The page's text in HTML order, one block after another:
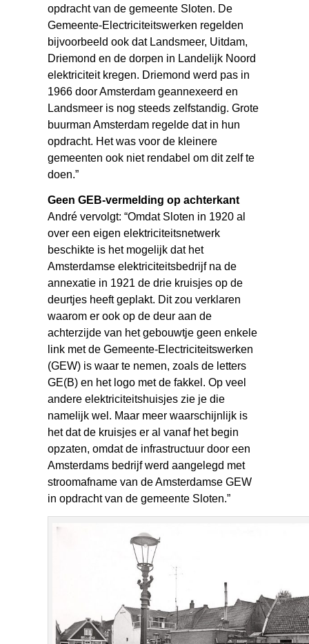
opdracht van de gemeente Sloten. De
Gemeente-Electriciteitswerken regelden
bijvoorbeeld ook dat Landsmeer, Uitdam,
Driemond en de dorpen in Landelijk Noord
elektriciteit kregen. Driemond werd pas in
1966 door Amsterdam geannexeerd en
Landsmeer is nog steeds zelfstandig. Grote
buurman Amsterdam regelde dat in hun
opdracht. Het was voor de kleinere
gemeenten ook niet rendabel om dit zelf te
doen.”
Geen GEB-vermelding op achterkant
André vervolgt: “Omdat Sloten in 1920 al
over een eigen elektriciteitsnetwerk
beschikte is het mogelijk dat het
Amsterdamse elektriciteitsbedrijf na de
annexatie in 1921 de drie kruisjes op de
deurtjes heeft geplakt. Dit zou verklaren
waarom er ook op de deur aan de
achterzijde van het gebouwtje geen enkele
link met de Gemeente-Electriciteitswerken
(GEW) is waar te nemen, zoals de letters
GE(B) en het logo met de fakkel. Op veel
andere elektriciteitshuisjes zie je die
namelijk wel. Maar meer waarschijnlijk is
het dat de kruisjes er al vanaf het begin
opzaten, omdat de infrastructuur door een
Amsterdams bedrijf werd aangelegd met
stroomafname van de Amsterdamse GEW
in opdracht van de gemeente Sloten.”